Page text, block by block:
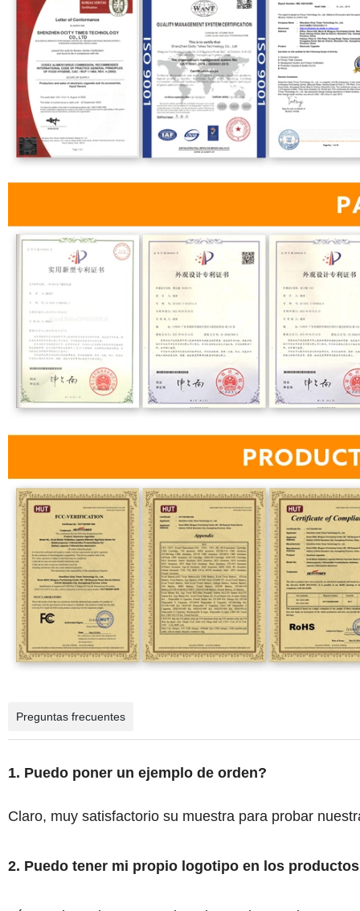
Preguntas frecuentes
1. Puedo poner un ejemplo de orden?
Claro, muy satisfactorio su muestra para probar
2. Puedo tener mi propio logotipo en los